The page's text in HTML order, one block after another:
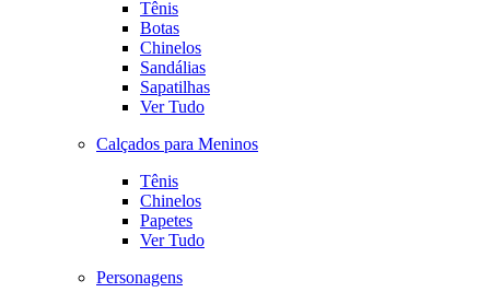
Tênis
Botas
Chinelos
Sandálias
Sapatilhas
Ver Tudo
Calçados para Meninos
Tênis
Chinelos
Papetes
Ver Tudo
Personagens